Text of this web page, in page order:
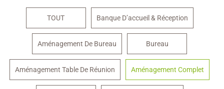
TOUT Banque D’accueil & Réception
Aménagement De Bureau Bureau
Aménagement Table De Réunion Aménagement Complet